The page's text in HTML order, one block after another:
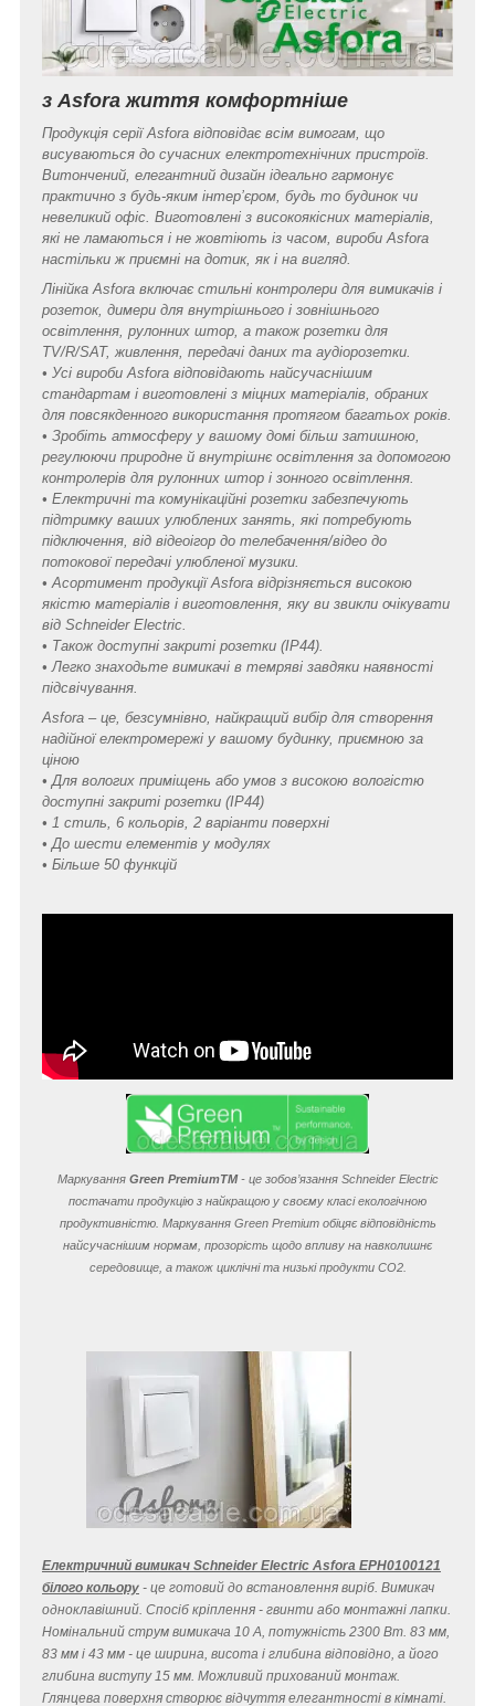
з Asfora життя комфортніше
Продукція серії Asfora відповідає всім вимогам, що
висуваються до сучасних електротехнічних пристроїв.
Витончений, елегантний дизайн ідеально гармонує
практично з будь-яким інтер’єром, будь то будинок чи
невеликий офіс. Виготовлені з високоякісних матеріалів,
які не ламаються і не жовтіють із часом, вироби Asfora
настільки ж приємні на дотик, як і на вигляд.
Лінійка Asfora включає стильні контролери для вимикачів і
розеток, димери для внутрішнього і зовнішнього
освітлення, рулонних штор, а також розетки для
TV/R/SAT, живлення, передачі даних та аудіорозетки.
• Усі вироби Asfora відповідають найсучаснішим
стандартам і виготовлені з міцних матеріалів, обраних
для повсякденного використання протягом багатьох років.
• Зробіть атмосферу у вашому домі більш затишною,
регулюючи природне й внутрішнє освітлення за допомогою
контролерів для рулонних штор і зонного освітлення.
• Електричні та комунікаційні розетки забезпечують
підтримку ваших улюблених занять, які потребують
підключення, від відеоігор до телебачення/відео до
потокової передачі улюбленої музики.
• Асортимент продукції Asfora відрізняється високою
якістю матеріалів і виготовлення, яку ви звикли очікувати
від Schneider Electric.
• Також доступні закриті розетки (IP44).
• Легко знаходьте вимикачі в темряві завдяки наявності
підсвічування.
Asfora – це, безсумнівно, найкращий вибір для створення
надійної електромережі у вашому будинку, приємною за
ціною
• Для вологих приміщень або умов з високою вологістю
доступні закриті розетки (IP44)
• 1 стиль, 6 кольорів, 2 варіанти поверхні
• До шести елементів у модулях
• Більше 50 функцій
Маркування Green PremiumTM- це зобов’язання Schneider Electric
постачати продукцію з найкращою у своєму класі екологічною
продуктивністю. Маркування Green Premium обіцяє відповідність
найсучаснішим нормам, прозорість щодо впливу на навколишнє
середовище, а також циклічні та низькі продукти CO2.
Електричний вимикач Schneider Electric Asfora EPH0100121
білого кольору - це готовий до встановлення виріб. Вимикач
одноклавішний. Спосіб кріплення - гвинти або монтажні лапки.
Номінальний струм вимикача 10 A, потужність 2300 Вт. 83 мм,
83 мм і 43 мм - це ширина, висота і глибина відповідно, а його
глибина виступу 15 мм. Можливий прихований монтаж.
Глянцева поверхня створює відчуття елегантності в кімнаті.